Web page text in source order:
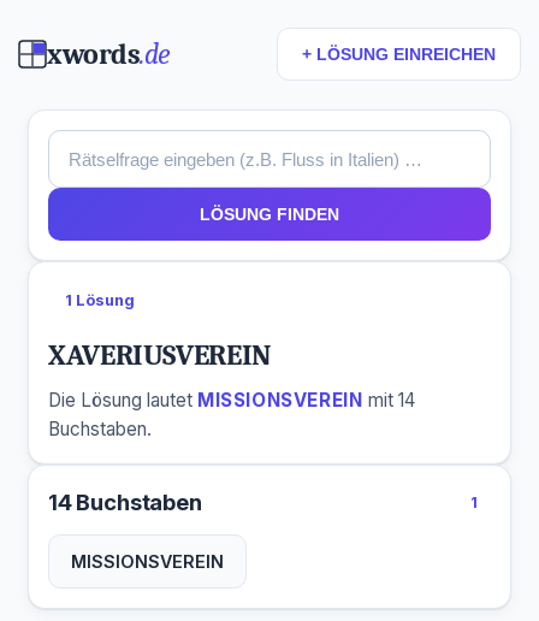
xwords.de + LÖSUNG EINREICHEN
LÖSUNG FINDEN
1 Lösung
XAVERIUSVEREIN
Die Lösung lautet MISSIONSVEREIN mit 14
Buchstaben.
14 Buchstaben 1
MISSIONSVEREIN